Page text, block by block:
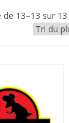
de 13–13 sur